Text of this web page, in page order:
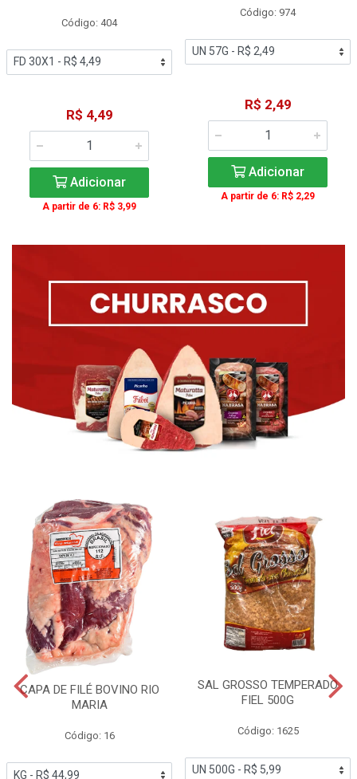
Código: 404
R$ 4,49
Adicionar
A partir de 6: R$ 3,99
Código: 974
R$ 2,49
Adicionar
A partir de 6: R$ 2,29
CAPA DE FILÉ BOVINO RIO
MARIA
Código: 16
SAL GROSSO TEMPERADO
FIEL 500G
Código: 1625